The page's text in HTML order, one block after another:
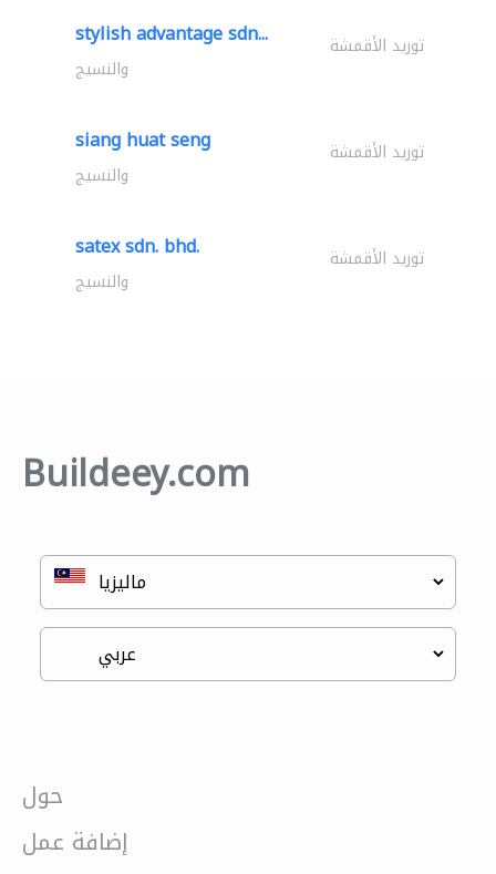
stylish advantage sdn... توريد الأقمشة
والنسيج
siang huat seng توريد الأقمشة
والنسيج
satex sdn. bhd. توريد الأقمشة
والنسيج
Buildeey.com
حول
إضافة عمل